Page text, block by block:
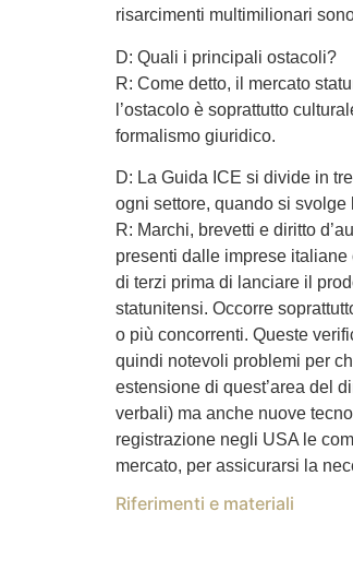
risarcimenti multimilionari
D: Quali i principali ostacoli?
R: Come detto, il mercato
l’ostacolo è soprattutto
formalismo giuridico.
D: La Guida ICE si divide in
ogni settore, quando si svolge
R: Marchi, brevetti e diritto
presenti dalle imprese
di terzi prima di lanciare il
statunitensi. Occorre
o più concorrenti. Queste
quindi notevoli problemi per
estensione di quest’area del
verbali) ma anche nuove
registrazione negli USA le
mercato, per assicurarsi la
Riferimenti e materiali